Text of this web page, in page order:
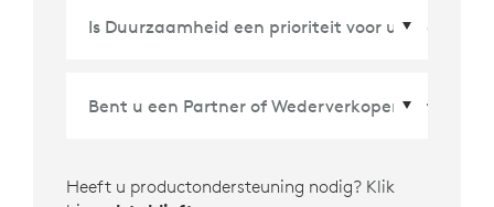
Heeft u productondersteuning nodig? Klik